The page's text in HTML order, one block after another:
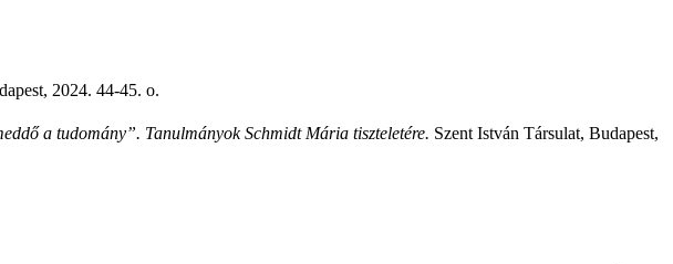
2024. 44-45. o.
a tudomány”. Tanulmányok Schmidt Mária tiszteletére. Szent István Társulat, Budapest,